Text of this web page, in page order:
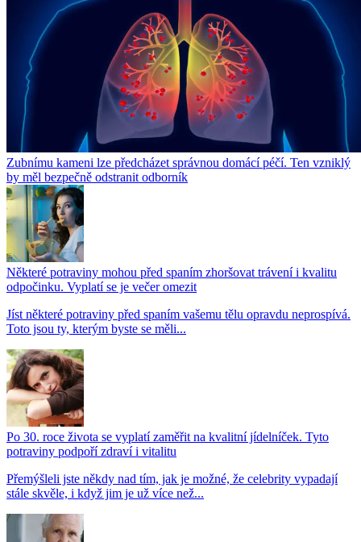
Zubnímu kameni lze předcházet správnou domácí péčí. Ten vzniklý
by měl bezpečně odstranit odborník
Některé potraviny mohou před spaním zhoršovat trávení i kvalitu
odpočinku. Vyplatí se je večer omezit
Jíst některé potraviny před spaním vašemu tělu opravdu neprospívá.
Toto jsou ty, kterým byste se měli...
Po 30. roce života se vyplatí zaměřit na kvalitní jídelníček. Tyto
potraviny podpoří zdraví i vitalitu
Přemýšleli jste někdy nad tím, jak je možné, že celebrity vypadají
stále skvěle, i když jim je už více než...